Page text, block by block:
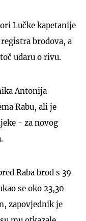
Lučke kapetanije
brodova, a
udaru o rivu.
Antonija
Rabu, ali je
- za novog
Raba brod s 39
se oko 23,30
zapovjednik je